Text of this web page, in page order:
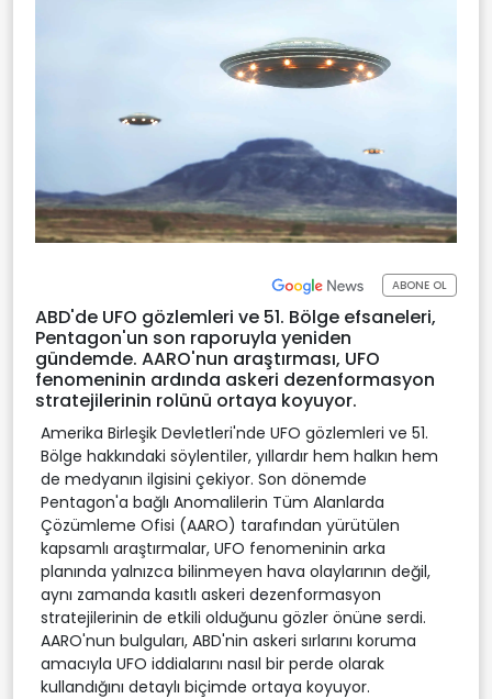
ABONE OL
ABD'de UFO gözlemleri ve 51. Bölge efsaneleri,
Pentagon'un son raporuyla yeniden
gündemde. AARO'nun araştırması, UFO
fenomeninin ardında askeri dezenformasyon
stratejilerinin rolünü ortaya koyuyor.
Amerika Birleşik Devletleri'nde UFO gözlemleri ve 51.
Bölge hakkındaki söylentiler, yıllardır hem halkın hem
de medyanın ilgisini çekiyor. Son dönemde
Pentagon'a bağlı Anomalilerin Tüm Alanlarda
Çözümleme Ofisi (AARO) tarafından yürütülen
kapsamlı araştırmalar, UFO fenomeninin arka
planında yalnızca bilinmeyen hava olaylarının değil,
aynı zamanda kasıtlı askeri dezenformasyon
stratejilerinin de etkili olduğunu gözler önüne serdi.
AARO'nun bulguları, ABD'nin askeri sırlarını koruma
amacıyla UFO iddialarını nasıl bir perde olarak
kullandığını detaylı biçimde ortaya koyuyor.